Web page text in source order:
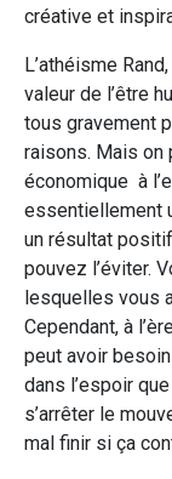
créative et
L’athéisme
valeur de l’être
tous gravement
raisons. Mais on
économique à
essentiellement
un résultat
pouvez l’éviter.
lesquelles vous
Cependant, à
peut avoir
dans l’espoir
s’arrêter le
mal finir si ça